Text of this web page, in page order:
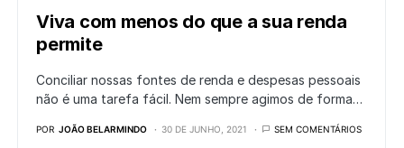
Viva com menos do que a sua renda
permite
Conciliar nossas fontes de renda e despesas pessoais
não é uma tarefa fácil. Nem sempre agimos de forma…
POR JOÃO BELARMINDO 30 DE JUNHO, 2021 SEM COMENTÁRIOS